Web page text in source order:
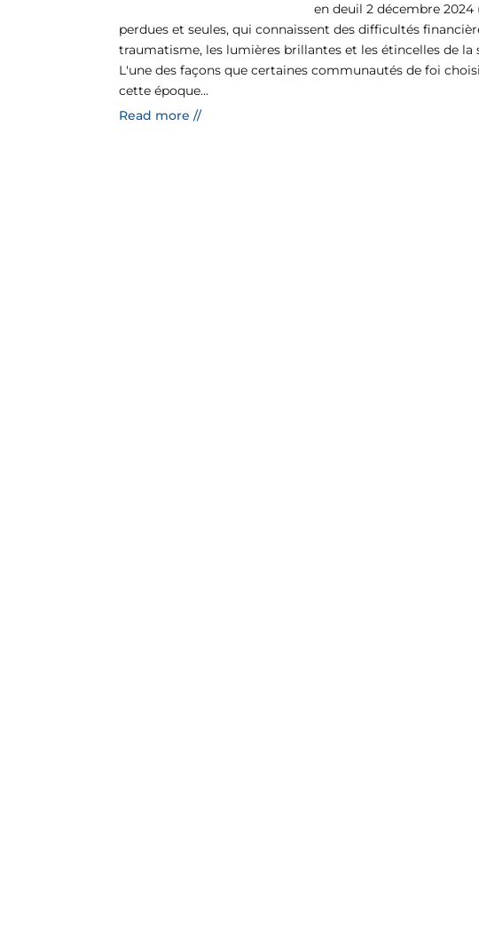
en deuil 2 décembre
perdues et seules, qui connaissent des difficultés
traumatisme, les lumières brillantes et les étincelles de
L'une des façons que certaines communautés de foi
cette époque...
Read more //